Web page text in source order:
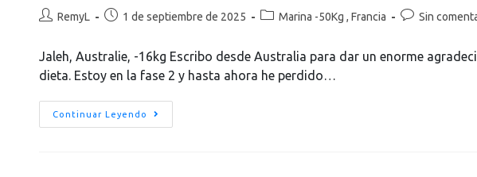
RemyL 1 de septiembre de 2025 Marina -50Kg , Francia Sin
Jaleh, Australie, -16kg Escribo desde Australia para dar un enorme
dieta. Estoy en la fase 2 y hasta ahora he perdido…
Continuar Leyendo